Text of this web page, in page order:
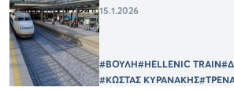
15.1.2026
#ΒΟΥΛΗ#HELLENIC TRAIN
#ΚΩΣΤΑΣ ΚΥΡΑΝΑΚΗΣ